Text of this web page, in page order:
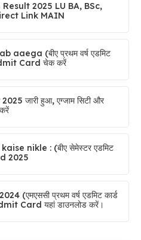
2025 LU BA, BSc,
Link MAIN
(बीए प्रथम वर्ष एडमिट
Card चेक करें
जारी हुआ, एग्जाम सिटी और
nikle : (बीए सेमेस्टर एडमिट
2025
(एमएससी प्रथम वर्ष एडमिट कार्ड
Card यहां डाउनलोड करें।